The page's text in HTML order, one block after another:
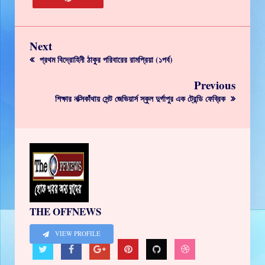
Next
প্রথম বিদ্রোহিনী ঠাকুর পরিবারের রামপ্রিয়া (১পর্ব)
Previous
শিক্ষার নক্সিকাঁথায় সেন্ট জেভিয়ার্স স্কুল দুর্গাপুর এক ট্রেন্ডি ফেব্রিক
THE OFFNEWS
VIEW PROFILE